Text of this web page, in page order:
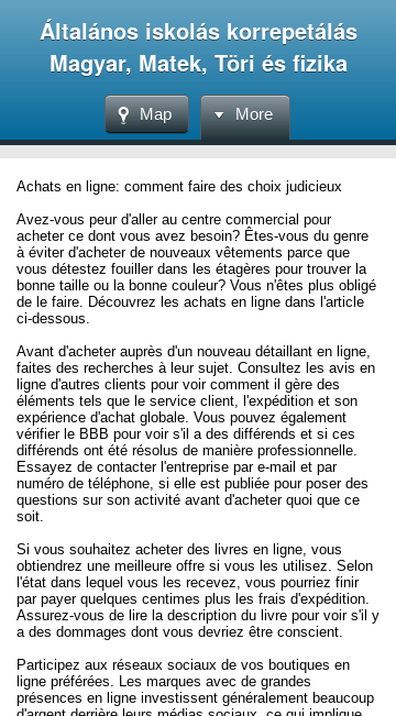
Általános iskolás korrepetálás
Magyar, Matek, Töri és fizika
Map More
Achats en ligne: comment faire des choix judicieux
Avez-vous peur d'aller au centre commercial pour
acheter ce dont vous avez besoin? Êtes-vous du genre
à éviter d'acheter de nouveaux vêtements parce que
vous détestez fouiller dans les étagères pour trouver la
bonne taille ou la bonne couleur? Vous n'êtes plus obligé
de le faire. Découvrez les achats en ligne dans l'article
ci-dessous.
Avant d'acheter auprès d'un nouveau détaillant en ligne,
faites des recherches à leur sujet. Consultez les avis en
ligne d'autres clients pour voir comment il gère des
éléments tels que le service client, l'expédition et son
expérience d'achat globale. Vous pouvez également
vérifier le BBB pour voir s'il a des différends et si ces
différends ont été résolus de manière professionnelle.
Essayez de contacter l'entreprise par e-mail et par
numéro de téléphone, si elle est publiée pour poser des
questions sur son activité avant d'acheter quoi que ce
soit.
Si vous souhaitez acheter des livres en ligne, vous
obtiendrez une meilleure offre si vous les utilisez. Selon
l'état dans lequel vous les recevez, vous pourriez finir
par payer quelques centimes plus les frais d'expédition.
Assurez-vous de lire la description du livre pour voir s'il y
a des dommages dont vous devriez être conscient.
Participez aux réseaux sociaux de vos boutiques en
ligne préférées. Les marques avec de grandes
présences en ligne investissent généralement beaucoup